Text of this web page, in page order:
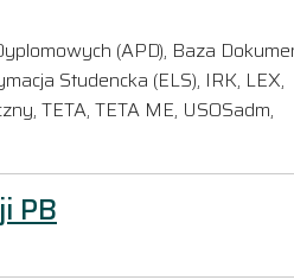
(APD), Baza
Studencka (ELS), IRK, LEX,
TETA, TETA ME, USOSadm,
PB